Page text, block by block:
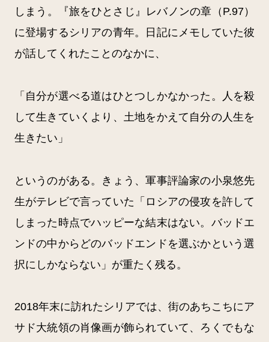
しまう。『旅をひとさじ』レバノンの章（P.97）
に登場するシリアの青年。日記にメモしていた彼
が話してくれたことのなかに、
「自分が選べる道はひとつしかなかった。人を殺
して生きていくより、土地をかえて自分の人生を
生きたい」
というのがある。きょう、軍事評論家の小泉悠先
生がテレビで言っていた「ロシアの侵攻を許して
しまった時点でハッピーな結末はない。バッドエ
ンドの中からどのバッドエンドを選ぶかという選
択にしかならない」が重たく残る。
2018年末に訪れたシリアでは、街のあちこちにア
サド大統領の肖像画が飾られていて、ろくでもな